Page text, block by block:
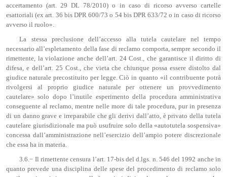
accertamento (art. 29 DL 78/2010) o in caso di ricorso avverso cartelle
esattoriali (ex art. 36 bis DPR 600/73 o 54 bis DPR 633/72 o in caso di ricorso
avverso il ruolo».
La stessa preclusione dell’accesso alla tutela cautelare nel tempo
necessario all’espletamento della fase di reclamo comporta, sempre secondo il
rimettente, la violazione anche dell’art. 24 Cost., che garantisce il diritto di
difesa, e dell’art. 25 Cost., che vieta che chiunque possa essere distolto dal
giudice naturale precostituito per legge. Ciò in quanto «il contribuente potrà
rivolgersi al proprio giudice naturale per ottenere un provvedimento
cautelare» solo dopo l’inutile esperimento della procedura amministrativa
conseguente al reclamo, mentre nelle more di tale procedura, pur in presenza
di un danno grave e irreparabile che gli derivi dall’atto, è privato della tutela
cautelare giurisdizionale ma può usufruire solo della «autotutela sospensiva»
concessa dall’amministrazione nell’esercizio dell’ampio potere discrezionale
che essa ha in materia.
3.6.− Il rimettente censura l’art. 17-bis del d.lgs. n. 546 del 1992 anche in
quanto prevede una disciplina delle spese del procedimento di reclamo solo